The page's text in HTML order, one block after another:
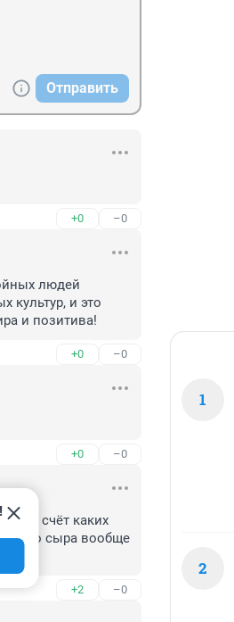
Отправить
+0 –0
людей
культур, и это
и позитива!
+0 –0
+0 –0
за счёт каких
сыра вообще
+2 –0
1
2